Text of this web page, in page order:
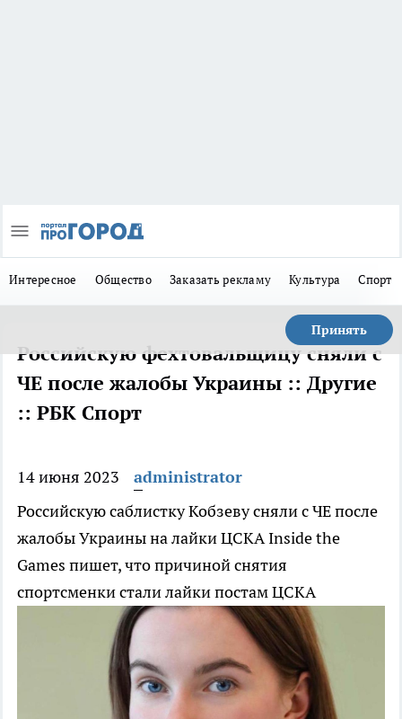
Интересное Общество Заказать рекламу Культура Спорт
Принять
Российскую фехтовальщицу сняли с
ЧЕ после жалобы Украины :: Другие
:: РБК Спорт
14 июня 2023
administrator
Российскую саблистку Кобзеву сняли с ЧЕ после
жалобы Украины на лайки ЦСКАInside the
Games пишет, что причиной снятия
спортсменки стали лайки постам ЦСКА